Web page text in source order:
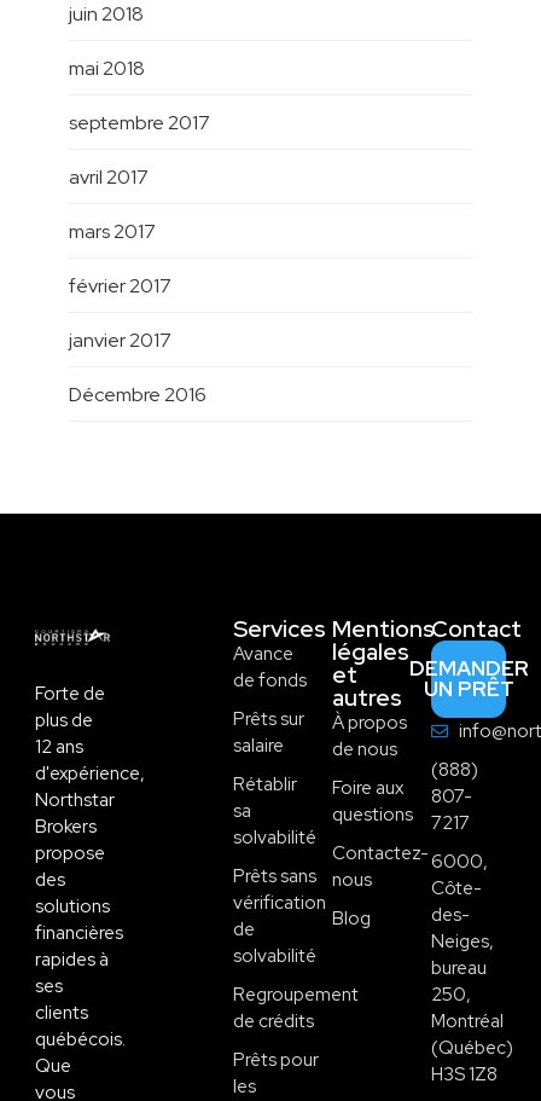
juin 2018
mai 2018
septembre 2017
avril 2017
mars 2017
février 2017
janvier 2017
Décembre 2016
Forte de
plus de
12 ans
d'expérience,
Northstar
Brokers
propose
des
solutions
financières
rapides à
ses
clients
québécois.
Que
vous
Services
Avance
de fonds
Prêts sur
salaire
Rétablir
sa
solvabilité
Prêts sans
vérification
de
solvabilité
Regroupement
de crédits
Prêts pour
les
Mentions
légales
et
autres
À propos
de nous
Foire aux
questions
Contactez-
nous
Blog
Contact
DEMANDER
UN PRÊT
(888)
807-
7217
6000,
Côte-
des-
Neiges,
bureau
250,
Montréal
(Québec)
H3S 1Z8